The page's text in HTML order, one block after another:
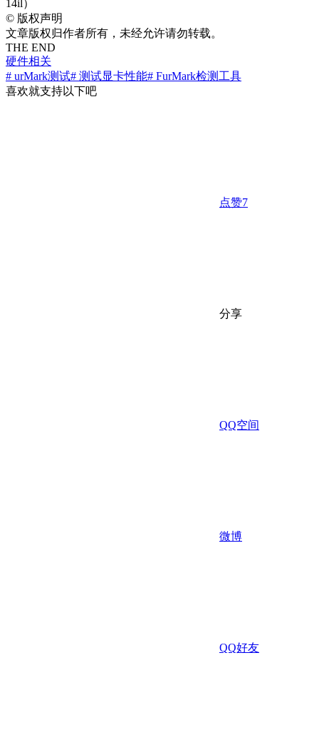
14il）
© 版权声明
文章版权归作者所有，未经允许请勿转载。
THE END
硬件相关
# urMark测试# 测试显卡性能# FurMark检测工具
喜欢就支持以下吧
点赞7
分享
QQ空间
微博
QQ好友